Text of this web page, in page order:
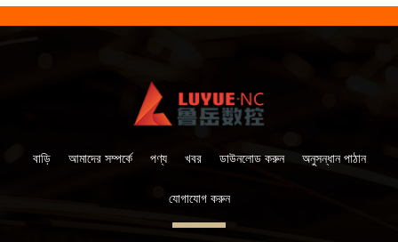
বাড়ি আমাদের সম্পর্কে পণ্য খবর ডাউনলোড করুন অনুসন্ধান পাঠান
যোগাযোগ করুন